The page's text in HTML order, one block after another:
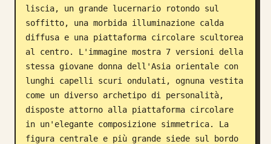
liscia, un grande lucernario rotondo sul
soffitto, una morbida illuminazione calda
diffusa e una piattaforma circolare scultorea
al centro. L'immagine mostra 7 versioni della
stessa giovane donna dell'Asia orientale con
lunghi capelli scuri ondulati, ognuna vestita
come un diverso archetipo di personalità,
disposte attorno alla piattaforma circolare
in un'elegante composizione simmetrica. La
figura centrale e più grande siede sul bordo